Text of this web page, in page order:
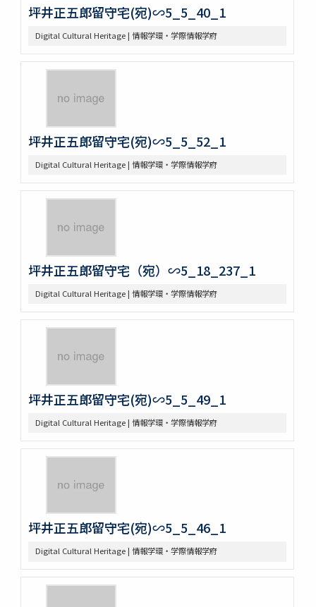
坪井正五郎留守宅(宛)∽5_5_40_1
Digital Cultural Heritage | 情報学環・学際情報学府
坪井正五郎留守宅(宛)∽5_5_52_1
Digital Cultural Heritage | 情報学環・学際情報学府
坪井正五郎留守宅（宛）∽5_18_237_1
Digital Cultural Heritage | 情報学環・学際情報学府
坪井正五郎留守宅(宛)∽5_5_49_1
Digital Cultural Heritage | 情報学環・学際情報学府
坪井正五郎留守宅(宛)∽5_5_46_1
Digital Cultural Heritage | 情報学環・学際情報学府